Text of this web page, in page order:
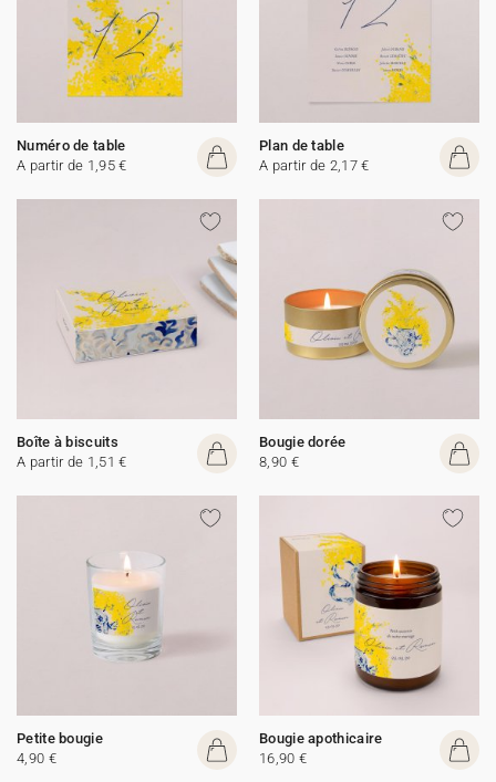
Numéro de table
A partir de 1,95 €
Plan de table
A partir de 2,17 €
Boîte à biscuits
A partir de 1,51 €
Bougie dorée
8,90 €
Petite bougie
4,90 €
Bougie apothicaire
16,90 €